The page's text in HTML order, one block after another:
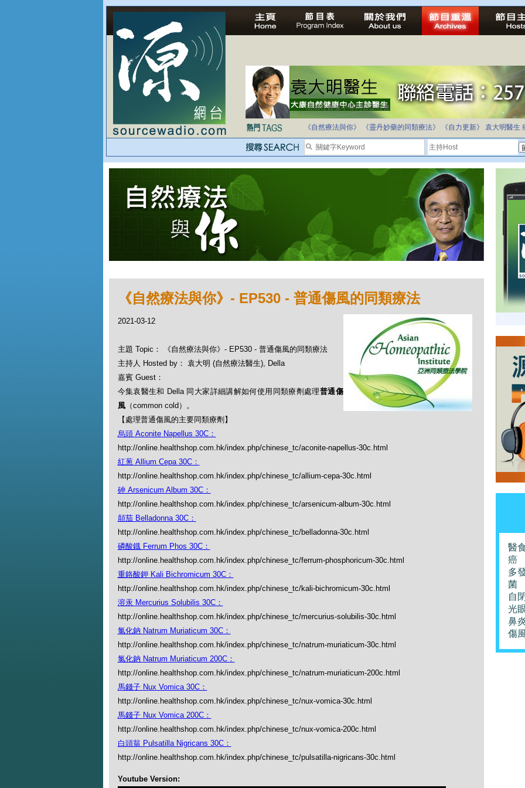
法治社會並不等同公正社會
自家教育合法化-推動多元化教育，全民學卷制
《自然療法與你》
《靈丹妙藥的同類療法》 《自力更新》 袁大明醫生
《自然療法與你》- EP530 - 普通傷風的同類療法
2021-03-12
主題 Topic： 《自然療法與你》- EP530 - 普通傷風的同類療法
主持人 Hosted by： 袁大明 (自然療法醫生), Della
嘉賓 Guest：
今集袁醫生和 Della 同大家詳細講解如何使用同類療劑處理普通傷
風（common cold）。
【處理普通傷風的主要同類療劑】
烏頭 Aconite Napellus 30C：
http://online.healthshop.com.hk/index.php/chinese_tc/aconite-napellus-30c.html
紅葱 Allium Cepa 30C：
http://online.healthshop.com.hk/index.php/chinese_tc/allium-cepa-30c.html
砷 Arsenicum Album 30C：
http://online.healthshop.com.hk/index.php/chinese_tc/arsenicum-album-30c.html
顛茄 Belladonna 30C：
http://online.healthshop.com.hk/index.php/chinese_tc/belladonna-30c.html
磷酸鐡 Ferrum Phos 30C：
http://online.healthshop.com.hk/index.php/chinese_tc/ferrum-phosphoricum-30c.html
重鉻酸鉀 Kali Bichromicum 30C：
http://online.healthshop.com.hk/index.php/chinese_tc/kali-bichromicum-30c.html
溶汞 Mercurius Solubilis 30C：
http://online.healthshop.com.hk/index.php/chinese_tc/mercurius-solubilis-30c.html
氯化鈉 Natrum Muriaticum 30C：
http://online.healthshop.com.hk/index.php/chinese_tc/natrum-muriaticum-30c.html
氯化鈉 Natrum Muriaticum 200C：
http://online.healthshop.com.hk/index.php/chinese_tc/natrum-muriaticum-200c.html
馬錢子 Nux Vomica 30C：
http://online.healthshop.com.hk/index.php/chinese_tc/nux-vomica-30c.html
馬錢子 Nux Vomica 200C：
http://online.healthshop.com.hk/index.php/chinese_tc/nux-vomica-200c.html
白頭翁 Pulsatilla Nigricans 30C：
http://online.healthshop.com.hk/index.php/chinese_tc/pulsatilla-nigricans-30c.html
Youtube Version:
醫
癌
多
菌
自
光
鼻
傷